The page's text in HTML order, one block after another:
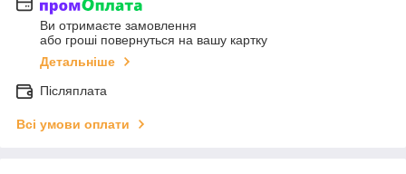
Ви отримаєте замовлення
або гроші повернуться на вашу картку
Детальніше
Післяплата
Всі умови оплати